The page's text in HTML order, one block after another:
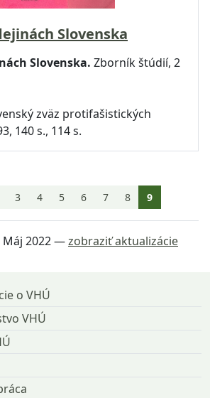
Slovenska
Slovenska. Zborník štúdií, 2
zväz protifašistických
140 s., 114 s.
3 4 5 6 7 8 9Aktuálna
Máj 2022—zobraziť aktualizácie
o VHÚ
VHÚ